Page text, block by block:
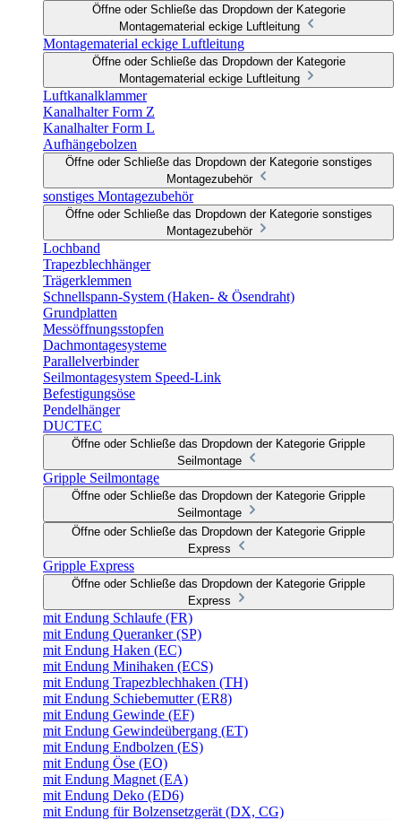
Öffne oder Schließe das Dropdown der Kategorie
Montagematerial eckige Luftleitung
Montagematerial eckige Luftleitung
Öffne oder Schließe das Dropdown der Kategorie
Montagematerial eckige Luftleitung
Luftkanalklammer
Kanalhalter Form Z
Kanalhalter Form L
Aufhängebolzen
Öffne oder Schließe das Dropdown der Kategorie sonstiges
Montagezubehör
sonstiges Montagezubehör
Öffne oder Schließe das Dropdown der Kategorie sonstiges
Montagezubehör
Lochband
Trapezblechhänger
Trägerklemmen
Schnellspann-System (Haken- & Ösendraht)
Grundplatten
Messöffnungsstopfen
Dachmontagesysteme
Parallelverbinder
Seilmontagesystem Speed-Link
Befestigungsöse
Pendelhänger
DUCTEC
Öffne oder Schließe das Dropdown der Kategorie Gripple
Seilmontage
Gripple Seilmontage
Öffne oder Schließe das Dropdown der Kategorie Gripple
Seilmontage
Öffne oder Schließe das Dropdown der Kategorie Gripple
Express
Gripple Express
Öffne oder Schließe das Dropdown der Kategorie Gripple
Express
mit Endung Schlaufe (FR)
mit Endung Queranker (SP)
mit Endung Haken (EC)
mit Endung Minihaken (ECS)
mit Endung Trapezblechhaken (TH)
mit Endung Schiebemutter (ER8)
mit Endung Gewinde (EF)
mit Endung Gewindeübergang (ET)
mit Endung Endbolzen (ES)
mit Endung Öse (EO)
mit Endung Magnet (EA)
mit Endung Deko (ED6)
mit Endung für Bolzensetzgerät (DX, CG)